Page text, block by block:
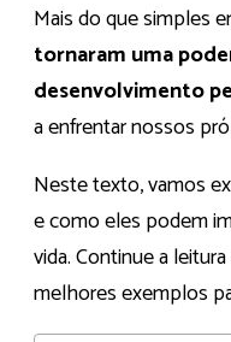
Mais do que simples
tornaram uma
desenvolvimento
a enfrentar nossos
Neste texto, vamos
e como eles podem
vida. Continue a
melhores exemplos